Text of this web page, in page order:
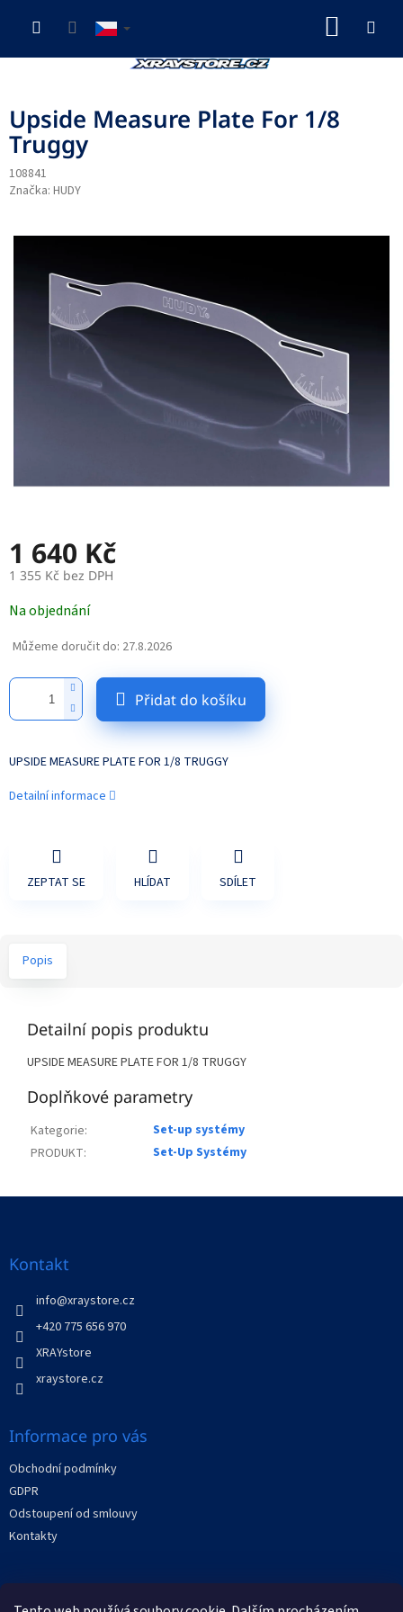
Upside Measure Plate For 1/8
Truggy
108841
Značka: HUDY
1 640 Kč
1 355 Kč bez DPH
cena:
Na objednání
Můžeme doručit do: 27.8.2026
Přidat do košíku
UPSIDE MEASURE PLATE FOR 1/8 TRUGGY
Detailní informace
ZEPTAT SE HLÍDAT SDÍLET
Popis
Detailní popis produktu
UPSIDE MEASURE PLATE FOR 1/8 TRUGGY
Doplňkové parametry
Kategorie:
Set-up systémy
PRODUKT: Set-Up Systémy
Kontakt
info@xraystore.cz
+420 775 656 970
XRAYstore
xraystore.cz
Informace pro vás
Obchodní podmínky
GDPR
Odstoupení od smlouvy
Kontakty
Facebook